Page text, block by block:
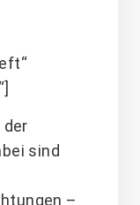
der
sind
–